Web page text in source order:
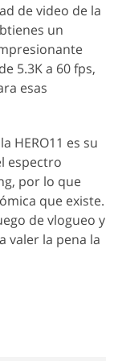
de video de la
un
5.3K a 60 fps,
esas
HERO11 es su
espectro
por lo que
que existe.
de vlogueo y
valer la pena la